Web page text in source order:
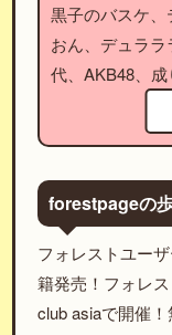
黒子のバスケ
おん、デュラ
代、AKB48、
forestpageの
フォレストユー
籍発売！フォレ
club asiaで開催